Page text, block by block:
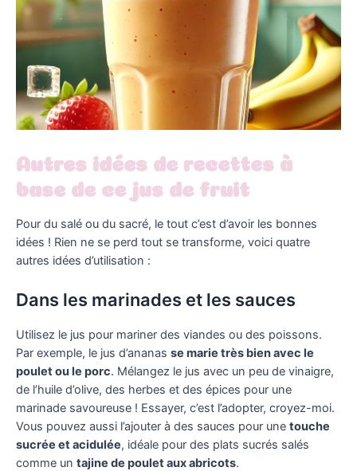
Autres idées de recettes à
base de ce jus de fruit
Pour du salé ou du sacré, le tout c’est d’avoir les bonnes
idées ! Rien ne se perd tout se transforme, voici quatre
autres idées d’utilisation :
Dans les marinades et les sauces
Utilisez le jus pour mariner des viandes ou des poissons.
Par exemple, le jus d’ananas se marie très bien avec le
poulet ou le porc. Mélangez le jus avec un peu de vinaigre,
de l’huile d’olive, des herbes et des épices pour une
marinade savoureuse ! Essayer, c’est l’adopter, croyez-moi.
Vous pouvez aussi l’ajouter à des sauces pour une touche
sucrée et acidulée, idéale pour des plats sucrés salés
comme un tajine de poulet aux abricots.